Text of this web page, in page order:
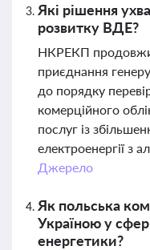
Які рішення
розвитку ВДЕ?
НКРЕКП
приєднання
до порядку
комерційного
послуг із
електроенергії з
Джерело
Як польська
Україною у
енергетики?